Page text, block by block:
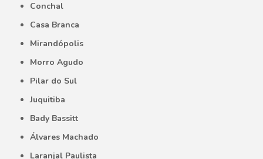
Conchal
Casa Branca
Mirandópolis
Morro Agudo
Pilar do Sul
Juquitiba
Bady Bassitt
Álvares Machado
Laranjal Paulista